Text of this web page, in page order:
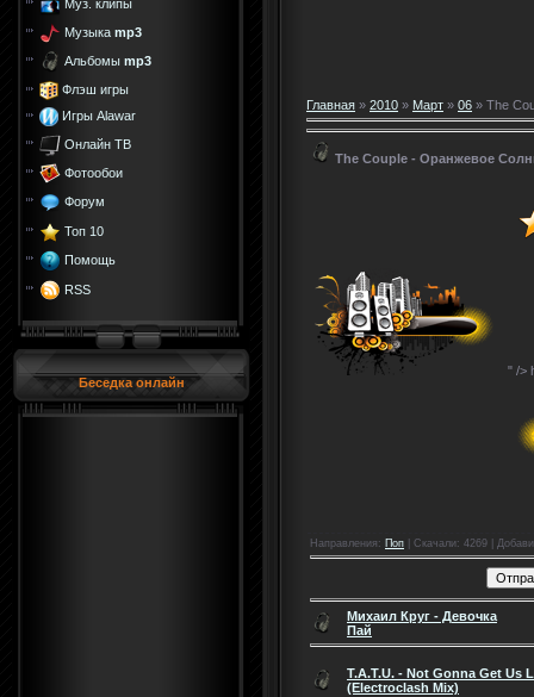
Муз. клипы
Музыка mp3
Альбомы mp3
Флэш игры
Игры Alawar
Онлайн ТВ
Фотообои
Форум
Топ 10
Помощь
RSS
Беседка онлайн
Главная » 2010 » Март » 06 » The
The Couple - Оранжевое
" />
Направления : Поп Скачали: 4269 |
Михаил Круг - Девочка
Пай
T.A.T.U. - Not Gonna Get Us
(Electroclash Mix)